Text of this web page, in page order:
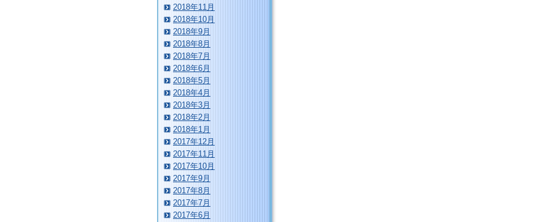
2018年11月
2018年10月
2018年9月
2018年8月
2018年7月
2018年6月
2018年5月
2018年4月
2018年3月
2018年2月
2018年1月
2017年12月
2017年11月
2017年10月
2017年9月
2017年8月
2017年7月
2017年6月